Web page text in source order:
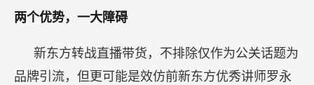
两个优势，一大障碍
新东方转战直播带货，不排除仅作为公关话题为
品牌引流，但更可能是效仿前新东方优秀讲师罗永